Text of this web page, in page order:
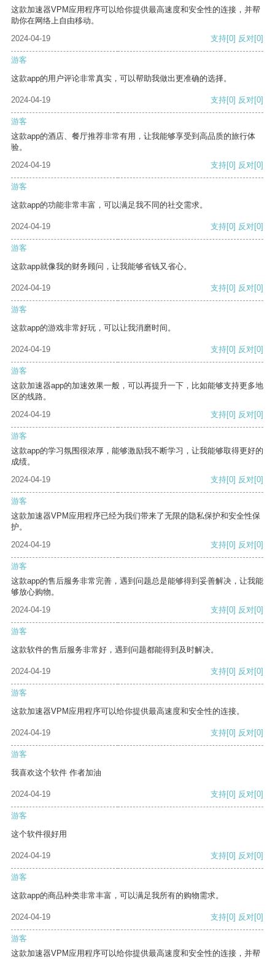
这款加速器VPM应用程序可以给你提供最高速度和安全性的连接，并帮
助你在网络上自由移动。
2024-04-19
支持[0] 反对[0]
游客
这款app的用户评论非常真实，可以帮助我做出更准确的选择。
2024-04-19 支持[0] 反对[0]
游客
这款app的酒店、餐厅推荐非常有用，让我能够享受到高品质的旅行体
验。
2024-04-19
支持[0] 反对[0]
游客
这款app的功能非常丰富，可以满足我不同的社交需求。
2024-04-19 支持[0] 反对[0]
游客
这款app就像我的财务顾问，让我能够省钱又省心。
2024-04-19 支持[0] 反对[0]
游客
这款app的游戏非常好玩，可以让我消磨时间。
2024-04-19 支持[0] 反对[0]
游客
这款加速器app的加速效果一般，可以再提升一下，比如能够支持更多地
区的线路。
2024-04-19
支持[0] 反对[0]
游客
这款app的学习氛围很浓厚，能够激励我不断学习，让我能够取得更好的
成绩。
2024-04-19
支持[0] 反对[0]
游客
这款加速器VPM应用程序已经为我们带来了无限的隐私保护和安全性保
护。
2024-04-19
支持[0] 反对[0]
游客
这款app的售后服务非常完善，遇到问题总是能够得到妥善解决，让我能
够放心购物。
2024-04-19
支持[0] 反对[0]
游客
这款软件的售后服务非常好，遇到问题都能得到及时解决。
2024-04-19 支持[0] 反对[0]
游客
这款加速器VPM应用程序可以给你提供最高速度和安全性的连接。
2024-04-19 支持[0] 反对[0]
游客
我喜欢这个软件 作者加油
2024-04-19 支持[0] 反对[0]
游客
这个软件很好用
2024-04-19 支持[0] 反对[0]
游客
这款app的商品种类非常丰富，可以满足我所有的购物需求。
2024-04-19 支持[0] 反对[0]
游客
这款加速器VPM应用程序可以给你提供最高速度和安全性的连接，并帮